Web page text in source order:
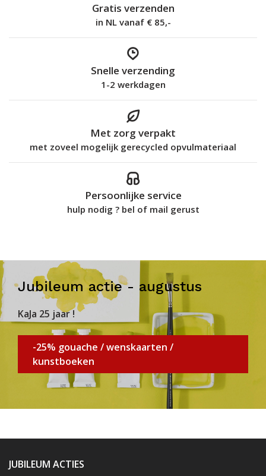
Gratis verzenden
in NL vanaf € 85,-
Snelle verzending
1-2 werkdagen
Met zorg verpakt
met zoveel mogelijk gerecycled opvulmateriaal
Persoonlijke service
hulp nodig ? bel of mail gerust
Jubileum actie - augustus
KaJa 25 jaar !
-25% gouache / wenskaarten /
kunstboeken
JUBILEUM ACTIES